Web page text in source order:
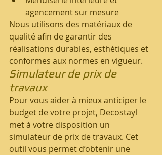
agencement sur mesure
Nous utilisons des matériaux de
qualité afin de garantir des
réalisations durables, esthétiques et
conformes aux normes en vigueur.
Simulateur de prix de
travaux
Pour vous aider à mieux anticiper le
budget de votre projet, Decostayl
met à votre disposition un
simulateur de prix de travaux. Cet
outil vous permet d’obtenir une